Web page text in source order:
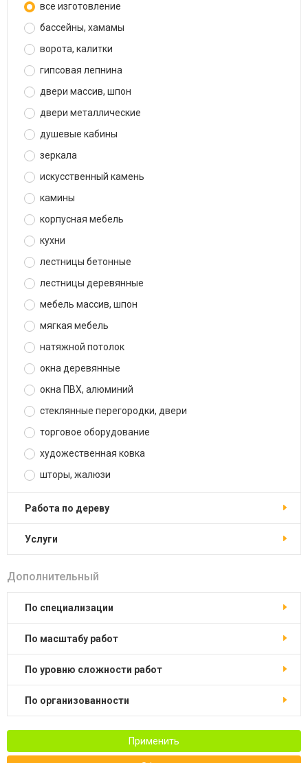
все изготовление
бассейны, хамамы
ворота, калитки
гипсовая лепнина
двери массив, шпон
двери металлические
душевые кабины
зеркала
искусственный камень
камины
корпусная мебель
кухни
лестницы бетонные
лестницы деревянные
мебель массив, шпон
мягкая мебель
натяжной потолок
окна деревянные
окна ПВХ, алюминий
стеклянные перегородки, двери
торговое оборудование
художественная ковка
шторы, жалюзи
работа по дереву
услуги
Дополнительный
по специализации
по масштабу работ
по уровню сложности работ
по организованности
Применить